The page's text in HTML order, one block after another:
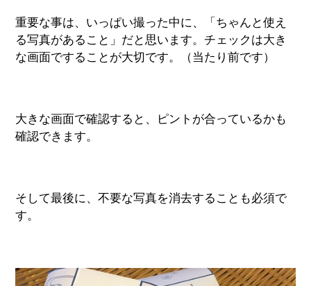
重要な事は、いっぱい撮った中に、「ちゃんと使え
る写真があること」だと思います。チェックは大き
な画面ですることが大切です。（当たり前です）
大きな画面で確認すると、ピントが合っているかも
確認できます。
そして最後に、不要な写真を消去することも必須で
す。